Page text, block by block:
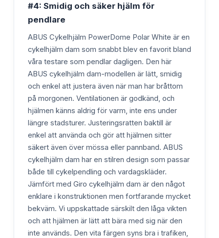
#4: Smidig och säker hjälm för
pendlare
ABUS Cykelhjälm PowerDome Polar White är en
cykelhjälm dam som snabbt blev en favorit bland
våra testare som pendlar dagligen. Den här
ABUS cykelhjälm dam-modellen är lätt, smidig
och enkel att justera även när man har bråttom
på morgonen. Ventilationen är godkänd, och
hjälmen känns aldrig för varm, inte ens under
längre stadsturer. Justeringsratten baktill är
enkel att använda och gör att hjälmen sitter
säkert även över mössa eller pannband. ABUS
cykelhjälm dam har en stilren design som passar
både till cykelpendling och vardagskläder.
Jämfört med Giro cykelhjälm dam är den något
enklare i konstruktionen men fortfarande mycket
bekväm. Vi uppskattade särskilt den låga vikten
och att hjälmen är lätt att bära med sig när den
inte används. Den vita färgen syns bra i trafiken,